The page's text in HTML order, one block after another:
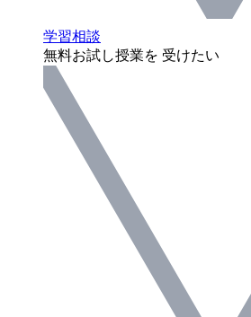
学習相談
無料お試し授業を 受けたい